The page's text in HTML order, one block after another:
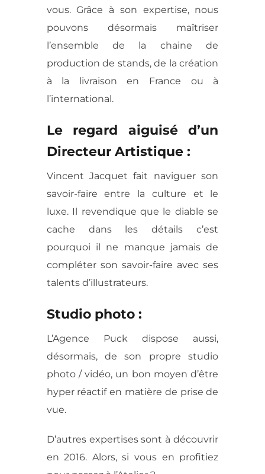
vous. Grâce à son expertise, nous
pouvons désormais maîtriser
l’ensemble de la chaine de
production de stands, de la création
à la livraison en France ou à
l’international.
Le regard aiguisé d’un
Directeur Artistique :
Vincent Jacquet fait naviguer son
savoir-faire entre la culture et le
luxe. Il revendique que le diable se
cache dans les détails c’est
pourquoi il ne manque jamais de
compléter son savoir-faire avec ses
talents d’illustrateurs.
Studio photo :
L’Agence Puck dispose aussi,
désormais, de son propre studio
photo / vidéo, un bon moyen d’être
hyper réactif en matière de prise de
vue.
D’autres expertises sont à découvrir
en 2016. Alors, si vous en profitiez